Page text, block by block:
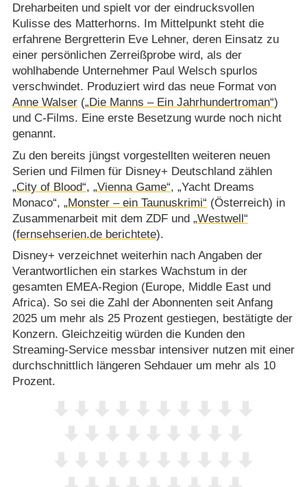
Dreharbeiten und spielt vor der eindrucksvollen
Kulisse des Matterhorns. Im Mittelpunkt steht die
erfahrene Bergretterin Eve Lehner, deren Einsatz zu
einer persönlichen Zerreißprobe wird, als der
wohlhabende Unternehmer Paul Welsch spurlos
verschwindet. Produziert wird das neue Format von
Anne Walser(„Die Manns – Ein Jahrhundertroman“)
und C-Films. Eine erste Besetzung wurde noch nicht
genannt.
Zu den bereits jüngst vorgestellten weiteren neuen
Serien und Filmen für Disney+ Deutschland zählen
„City of Blood“, „Vienna Game“, „Yacht Dreams
Monaco“, „Monster – ein Taunuskrimi“ (Österreich) in
Zusammenarbeit mit dem ZDF und „Westwell“
(fernsehserien.de berichtete).
Disney+ verzeichnet weiterhin nach Angaben der
Verantwortlichen ein starkes Wachstum in der
gesamten EMEA-Region (Europe, Middle East und
Africa). So sei die Zahl der Abonnenten seit Anfang
2025 um mehr als 25 Prozent gestiegen, bestätigte der
Konzern. Gleichzeitig würden die Kunden den
Streaming-Service messbar intensiver nutzen mit einer
durchschnittlich längeren Sehdauer um mehr als 10
Prozent.